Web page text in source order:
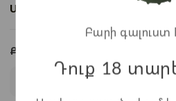
Ապրանքի ID:
Քանակ:
Բարի գալուստ
Դուք 18